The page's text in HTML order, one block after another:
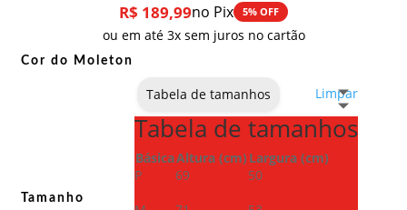
R$ 189,99no Pix 5% OFF
ou em até 3x sem juros no cartão
Cor do Moleton
Tamanho
Limpar
Tabela de tamanhos
Tabela de tamanhos
BásicaAltura (cm) Largura (cm)
P
69
50